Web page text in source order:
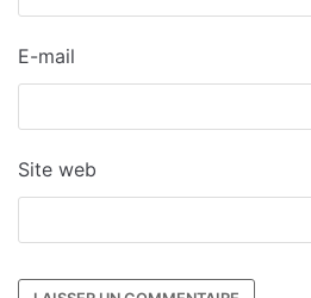
E-mail
Site web